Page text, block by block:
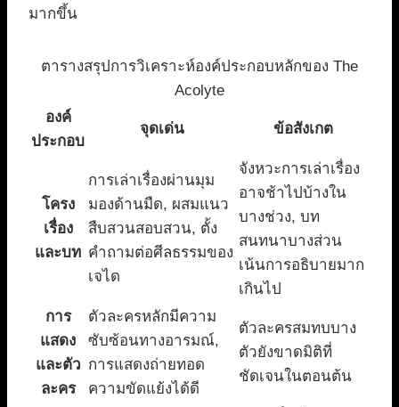
มากขึ้น
ตารางสรุปการวิเคราะห์องค์ประกอบหลักของ The
Acolyte
องค์
ประกอบ
จุดเด่น ข้อสังเกต
โครง
เรื่อง
และบท
การเล่าเรื่องผ่านมุม
มองด้านมืด, ผสมแนว
สืบสวนสอบสวน, ตั้ง
คำถามต่อศีลธรรมของ
เจได
จังหวะการเล่าเรื่อง
อาจช้าไปบ้างใน
บางช่วง, บท
สนทนาบางส่วน
เน้นการอธิบายมาก
เกินไป
การ
แสดง
และตัว
ละคร
ตัวละครหลักมีความ
ซับซ้อนทางอารมณ์,
การแสดงถ่ายทอด
ความขัดแย้งได้ดี
ตัวละครสมทบบาง
ตัวยังขาดมิติที่
ชัดเจนในตอนต้น